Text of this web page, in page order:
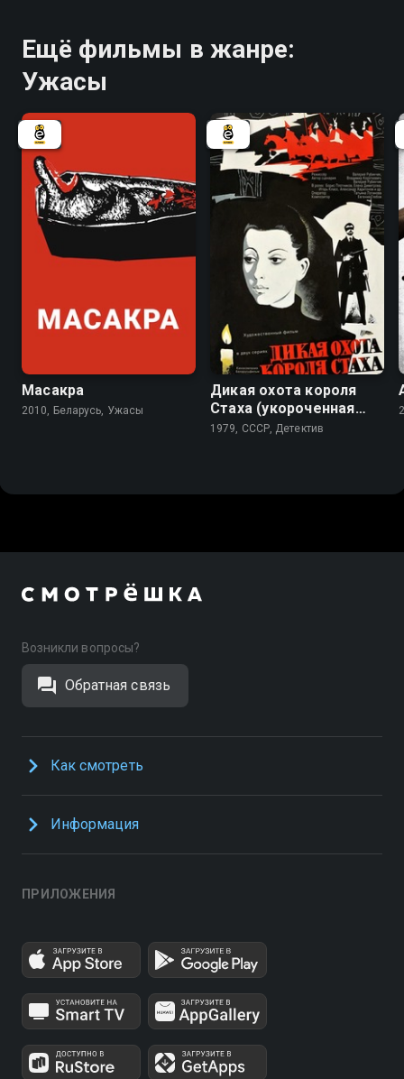
Ещё фильмы в жанре:
Ужасы
Масакра
2010, Беларусь, Ужасы
6.9
Дикая охота короля
Стаха (укороченная
версия)
1979, СССР, Детектив
Возникли вопросы?
Обратная связь
Как смотреть
Информация
ПРИЛОЖЕНИЯ